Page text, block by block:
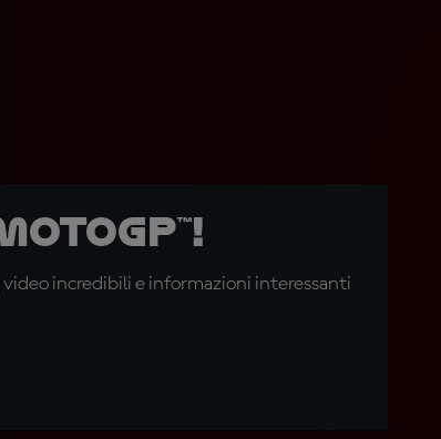
video incredibili e informazioni interessanti